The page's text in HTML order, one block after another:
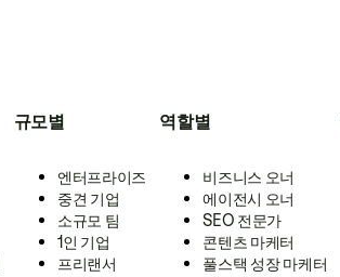
규모별
엔터프라이즈
중견 기업
소규모 팀
1인 기업
프리랜서
역할별
비즈니스 오너
에이전시 오너
SEO 전문가
콘텐츠 마케터
풀스택 성장 마케터